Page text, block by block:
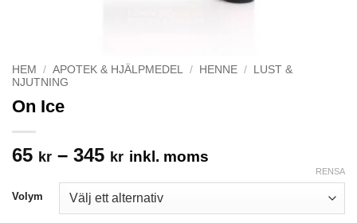
HEM / APOTEK & HJÄLPMEDEL / HENNE /
LUST &
NJUTNING
On Ice
65 kr – 345 krPrisintervall:
till
345 kr
inkl. moms
Volym
RENSA